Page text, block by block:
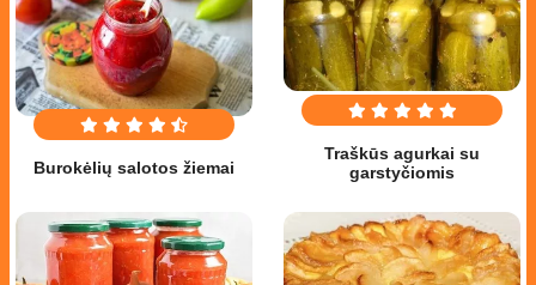
Burokėlių salotos žiemai
Traškūs agurkai su
garstyčiomis